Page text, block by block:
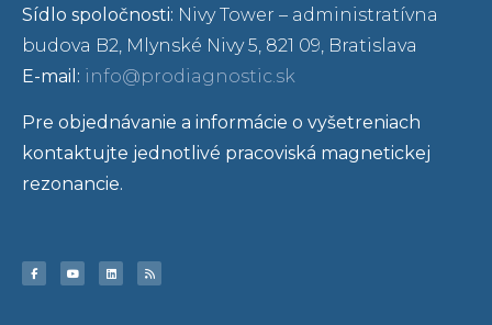
Sídlo spoločnosti: Nivy Tower – administratívna
budova B2, Mlynské Nivy 5, 821 09, Bratislava
E-mail: info@prodiagnostic.sk
Pre objednávanie a informácie o vyšetreniach
kontaktujte jednotlivé pracoviská magnetickej
rezonancie.